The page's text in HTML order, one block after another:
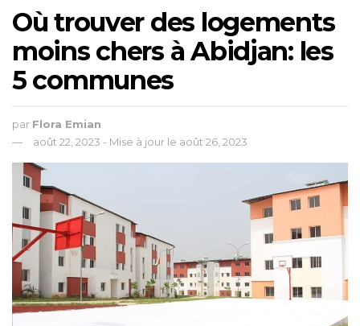
Où trouver des logements
moins chers à Abidjan: les
5 communes
par Flora Emian
août 22, 2023 - Mise à jour le août 26, 2023